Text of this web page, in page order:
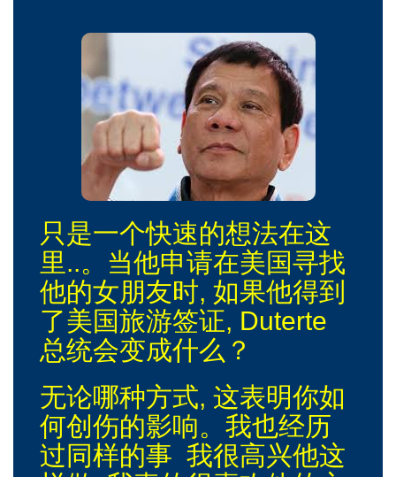
只是一个快速的想法在这
里..。当他申请在美国寻找
他的女朋友时, 如果他得到
了美国旅游签证, Duterte
总统会变成什么？
无论哪种方式, 这表明你如
何创伤的影响。我也经历
过同样的事 我很高兴他这